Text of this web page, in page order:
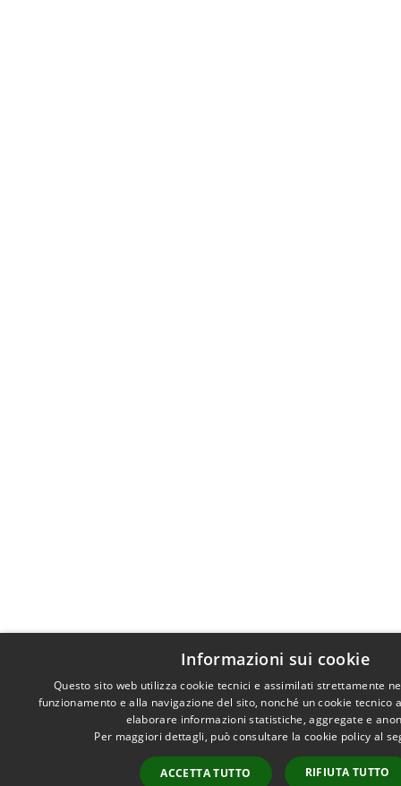
Informazioni sui cookie
Questo sito web utilizza cookie tecnici e assimilati strettamente
funzionamento e alla navigazione del sito, nonché un cookie tecnico
elaborare informazioni statistiche, aggregate e
Per maggiori dettagli, può consultare la cookie policy al
ACCETTA TUTTO RIFIUTA TUTTO